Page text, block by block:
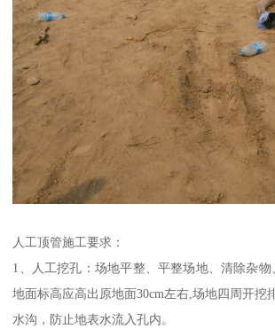
人工顶管施工要求：
1、人工挖孔：场地平整、平整场地、清除杂
地面标高应高出原地面30cm左右,场地四周开挖
水沟，防止地表水流入孔内。